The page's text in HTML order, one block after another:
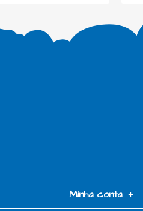
Minha conta